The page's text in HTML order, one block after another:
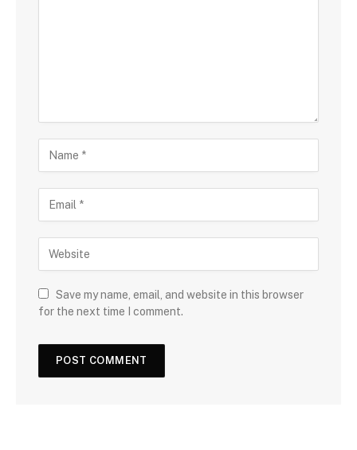
Save my name, email, and website in this browser
for the next time I comment.